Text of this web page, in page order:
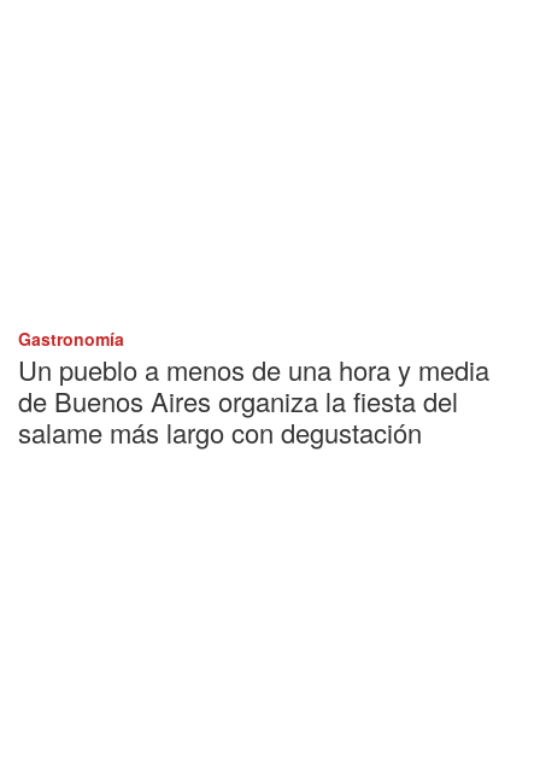
Gastronomía
Un pueblo a menos de una hora y media
de Buenos Aires organiza la fiesta del
salame más largo con degustación